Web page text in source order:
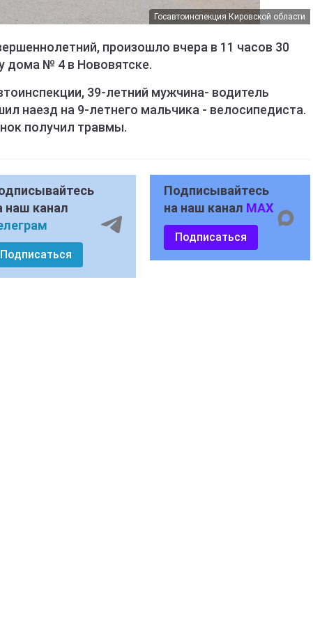
Госавтоинспекция Кировской области
произошло вчера в 11 часов 30
дома № 4 в Нововятске.
39-летний мужчина- водитель
наезд на 9-летнего мальчика - велосипедиста.
получил травмы.
наш канал
Подписаться
Подписывайтесь
на наш канал MAX
Подписаться